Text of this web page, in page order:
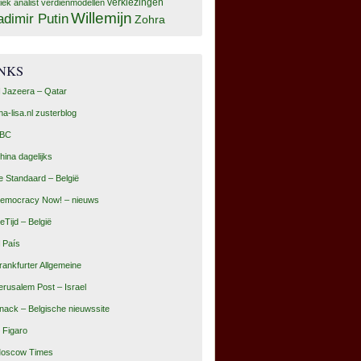
analist verdienmodellen verkiezingen
PutinWillemijn Zohra
Jazeera – Qatar
lisa.nl zusterblog
dagelijks
Standaard – België
Now! – nieuws
– België
País
Allgemeine
Post – Israel
– Belgische nieuwssite
Figaro
Times